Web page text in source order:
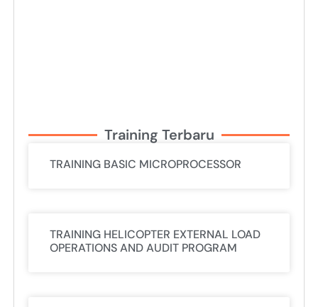
Training Terbaru
TRAINING BASIC MICROPROCESSOR
TRAINING HELICOPTER EXTERNAL LOAD
OPERATIONS AND AUDIT PROGRAM